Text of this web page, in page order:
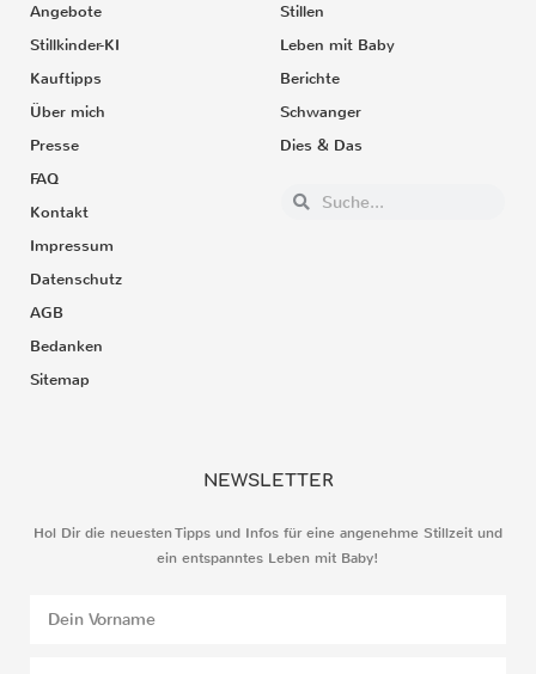
Angebote
Stillkinder-KI
Kauftipps
Über mich
Presse
FAQ
Kontakt
Impressum
Datenschutz
AGB
Bedanken
Sitemap
Stillen
Leben mit Baby
Berichte
Schwanger
Dies & Das
NEWSLETTER
Hol Dir die neuesten Tipps und Infos für eine angenehme Stillzeit und
ein entspanntes Leben mit Baby!